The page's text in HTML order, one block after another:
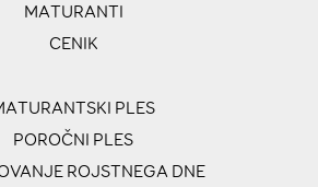
MATURANTI
CENIK
PLES
POROČNI PLES
ROJSTNEGA DNE